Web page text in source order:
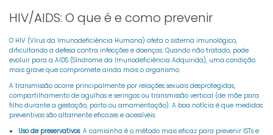
HIV/AIDS: O que é e como prevenir
O HIV (Vírus da Imunodeficiência Humana) afeta o sistema imunológico,
dificultando a defesa contra infecções e doenças. Quando não tratado, pode
evoluir para a AIDS (Síndrome da Imunodeficiência Adquirida), uma condição
mais grave que compromete ainda mais o organismo.
A transmissão ocorre principalmente por relações sexuais desprotegidas,
compartilhamento de agulhas e seringas ou transmissão vertical (de mãe para
filho durante a gestação, parto ou amamentação). A boa notícia é que medidas
preventivas são altamente eficazes e acessíveis:
Uso de preservativos: A camisinha é o método mais eficaz para prevenir ISTs e